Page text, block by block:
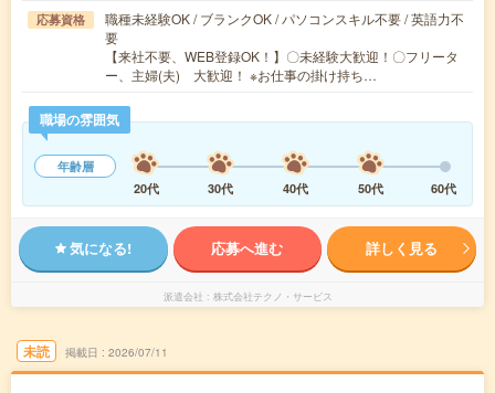
応募資格
職種未経験OK / ブランクOK / パソコンスキル不要 / 英語力不
要
【来社不要、WEB登録OK！】〇未経験大歓迎！〇フリータ
ー、主婦(夫) 大歓迎！ ※お仕事の掛け持ち…
職場の雰囲気
年齢層
20代
30代 40代 50代 60代
気になる! 応募へ進む 詳しく見る
派遣会社 株式会社テクノ・サービス
未読 掲載日 2026/07/11